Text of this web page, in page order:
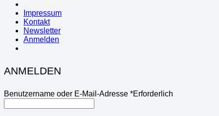
Impressum
Kontakt
Newsletter
Anmelden
ANMELDEN
Benutzername oder E-Mail-Adresse *Erforderlich